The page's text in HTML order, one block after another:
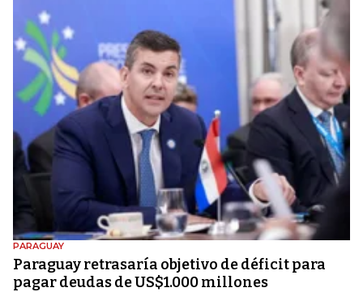
PARAGUAY
Paraguay retrasaría objetivo de déficit para
pagar deudas de US$1.000 millones